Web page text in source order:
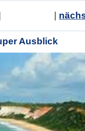
Ausblick